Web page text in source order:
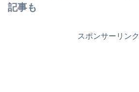
記事も
スポンサーリンク